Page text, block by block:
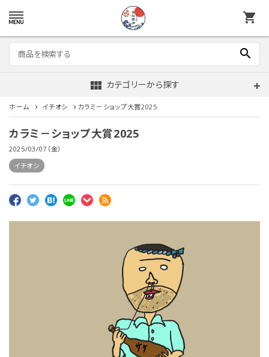
shopping_cart
search
view_module カテゴリーから探す
ホーム イチオシ カラミ－ショップ大賞2025
カラミ－ショップ大賞2025
2025/03/07（金）
イチオシ